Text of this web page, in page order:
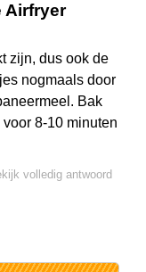
Airfryer
zijn, dus ook de
nogmaals door
Bak
8-10 minuten
volledig antwoord